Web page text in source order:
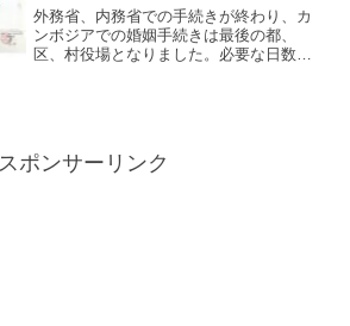
外務省、内務省での手続きが終わり、カ
ンボジアでの婚姻手続きは最後の都、
区、村役場となりました。必要な日数な
スポンサーリンク